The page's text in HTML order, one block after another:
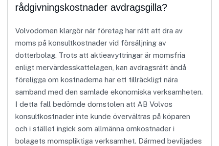
rådgivningskostnader avdragsgilla?
Volvodomen klargör när företag har rätt att dra av
moms på konsultkostnader vid försäljning av
dotterbolag. Trots att aktieavyttringar är momsfria
enligt mervärdesskattelagen, kan avdragsrätt ändå
föreligga om kostnaderna har ett tillräckligt nära
samband med den samlade ekonomiska verksamheten.
I detta fall bedömde domstolen att AB Volvos
konsultkostnader inte kunde övervältras på köparen
och i stället ingick som allmänna omkostnader i
bolagets momspliktiga verksamhet. Därmed beviljades